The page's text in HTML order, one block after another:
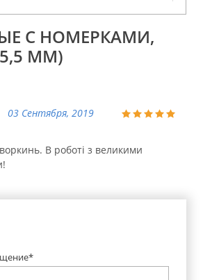
С НОМЕРКАМИ,
ММ)
03 Сентября, 2019
В роботі з великими